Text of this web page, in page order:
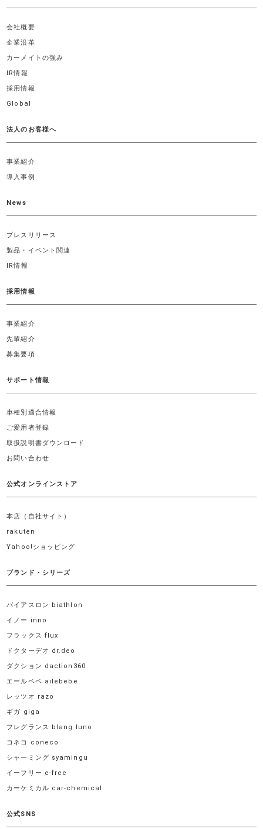
会社概要
企業沿革
カーメイトの強み
IR情報
採用情報
Global
法人のお客様へ
事業紹介
導入事例
News
プレスリリース
製品・イベント関連
IR情報
採用情報
事業紹介
先輩紹介
募集要項
サポート情報
車種別適合情報
ご愛用者登録
取扱説明書ダウンロード
お問い合わせ
公式オンラインストア
本店（自社サイト）
rakuten
Yahoo!ショッピング
ブランド・シリーズ
バイアスロン biathlon
イノー inno
フラックス flux
ドクターデオ dr.deo
ダクション daction360
エールベベ ailebebe
レッツオ razo
ギガ giga
フレグランス blang luno
コネコ coneco
シャーミング syamingu
イーフリー e-free
カーケミカル car-chemical
公式SNS